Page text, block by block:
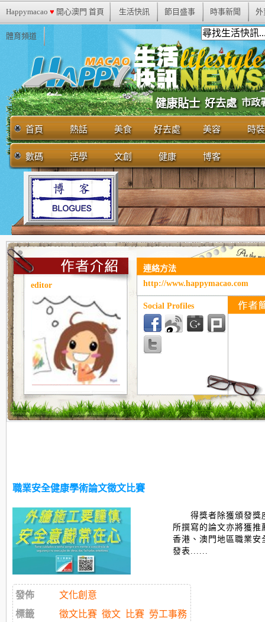
Happymacao ♥ 開心澳門 首頁 生活快訊 節目盛事 時事新聞 外
體育頻道
健康貼士 好去處 市政
首頁 熱話 美食 好去處 美容 時裝
數碼 活學 文創 健康 博客
editor
連絡方法
http://www.happymacao.com
Social Profiles
職業安全健康學術論文徵文比賽
得獎者除獲頒發獎
所撰寫的論文亦將獲推
香港、澳門地區職業安
發表......
發佈
文化創意
標籤
徵文比賽 徵文 比賽 勞工事務